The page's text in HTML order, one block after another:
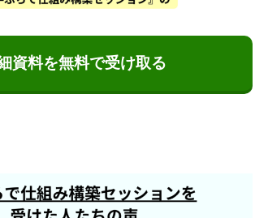
資料を無料で受け取る